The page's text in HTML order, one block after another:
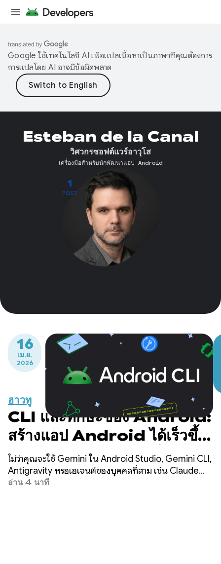
Google ใช้เทคโนโลยี AI เพื่อแปลเนื้อหาเป็นภาษาที่คุณต้องการ
การแปลโดย AI อาจมีข้อผิดพลาด
1
POST
Esteban de la Canal
วิศวกรซอฟต์แวร์อาวุโส
เครื่องมือสำหรับนักพัฒนาแอป Android
16
เม.ย.
2026
ฮาวทู
CLI และทักษะของ Android:
สร้างแอป Android ได้เร็วขึ้น
3 เท่าโดยใช้เอเจนต์ใดก็ได้
ไม่ว่าคุณจะใช้ Gemini ใน Android Studio, Gemini CLI,
Antigravity หรือเอเจนต์ของบุคคลที่สาม เช่น Claude
Code หรือ Codex ภารกิจของเราคือการทำให้มั่นใจว่าการ
อ่าน 4 นาที